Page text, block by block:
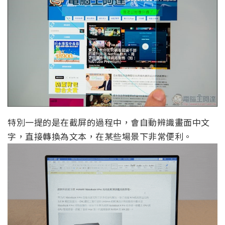
特別一提的是在截屏的過程中，會自動辨識畫面中文
字，直接轉換為文本，在某些場景下非常便利。